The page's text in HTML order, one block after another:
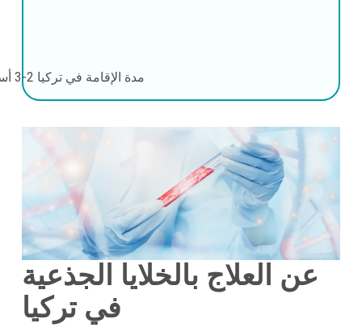
مدة الإقامة في تركيا 2-3 أسابيع
عن العلاج بالخلايا الجذعية
في تركيا